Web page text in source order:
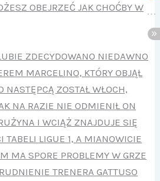
OBEJRZEĆ JAK CHOĆBY W
ZDECYDOWANO NIEDAWNO
MARCELINO, KTÓRY OBJĄŁ
NASTĘPCĄ ZOSTAŁ WŁOCH,
NA RAZIE NIE ODMIENIŁ ON
I WCIĄŻ ZNAJDUJE SIĘ
TABELI LIGUE 1, A MIANOWICIE
MA SPORE PROBLEMY W GRZE
TRENERA GATTUSO